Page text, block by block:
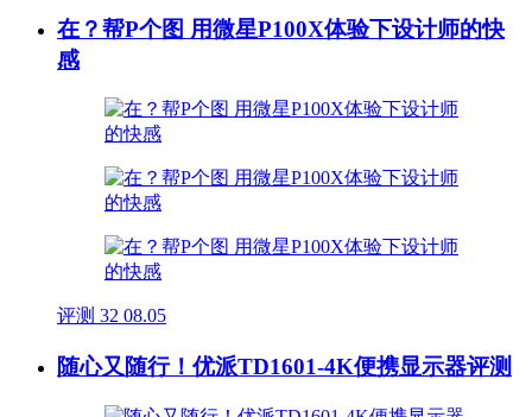
在？帮P个图 用微星P100X体验下设计师的快
感
评测 32 08.05
随心又随行！优派TD1601-4K便携显示器评测